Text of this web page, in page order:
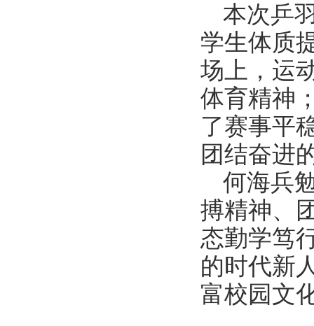
本次乒
学生体质
场上，运
体育精神
了赛事平
团结奋进
何海兵
搏精神、
态勤学笃
的时代新
富校园文